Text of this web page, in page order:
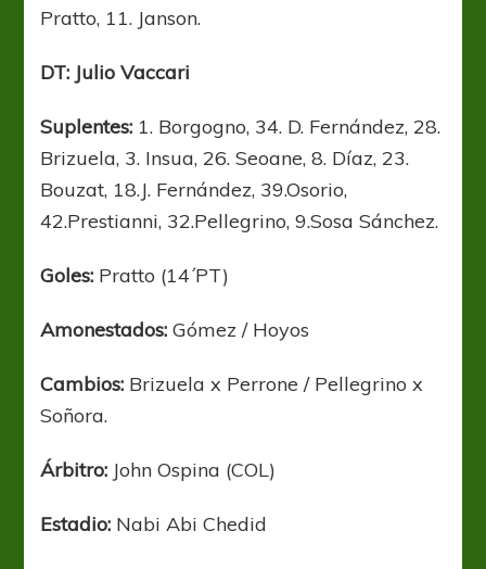
Pratto, 11. Janson.
DT: Julio Vaccari
Suplentes: 1. Borgogno, 34. D. Fernández, 28.
Brizuela, 3. Insua, 26. Seoane, 8. Díaz, 23.
Bouzat, 18.J. Fernández, 39.Osorio,
42.Prestianni, 32.Pellegrino, 9.Sosa Sánchez.
Goles: Pratto (14´PT)
Amonestados:Gómez / Hoyos
Cambios: Brizuela x Perrone / Pellegrino x
Soñora.
Árbitro: John Ospina (COL)
Estadio: Nabi Abi Chedid